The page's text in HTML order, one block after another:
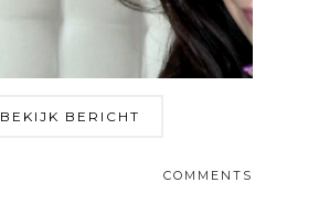
BEKIJK BERICHT
COMMENTS